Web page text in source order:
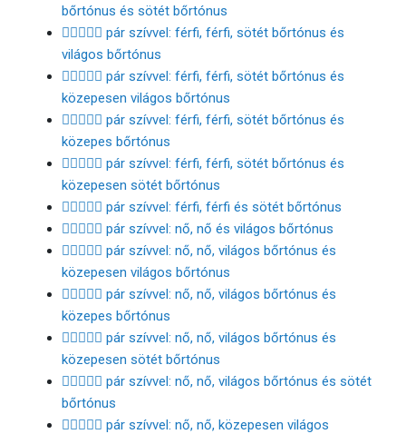
bőrtónus és sötét bőrtónus
👨🏿‍❤️‍👨🏻 pár szívvel: férfi, férfi, sötét bőrtónus és
világos bőrtónus
👨🏿‍❤️‍👨🏼 pár szívvel: férfi, férfi, sötét bőrtónus és
közepesen világos bőrtónus
👨🏿‍❤️‍👨🏽 pár szívvel: férfi, férfi, sötét bőrtónus és
közepes bőrtónus
👨🏿‍❤️‍👨🏾 pár szívvel: férfi, férfi, sötét bőrtónus és
közepesen sötét bőrtónus
👨🏿‍❤️‍👨🏿 pár szívvel: férfi, férfi és sötét bőrtónus
👩🏻‍❤️‍👩🏻 pár szívvel: nő, nő és világos bőrtónus
👩🏻‍❤️‍👩🏼 pár szívvel: nő, nő, világos bőrtónus és
közepesen világos bőrtónus
👩🏻‍❤️‍👩🏽 pár szívvel: nő, nő, világos bőrtónus és
közepes bőrtónus
👩🏻‍❤️‍👩🏾 pár szívvel: nő, nő, világos bőrtónus és
közepesen sötét bőrtónus
👩🏻‍❤️‍👩🏿 pár szívvel: nő, nő, világos bőrtónus és sötét
bőrtónus
👩🏼‍❤️‍👩🏻 pár szívvel: nő, nő, közepesen világos